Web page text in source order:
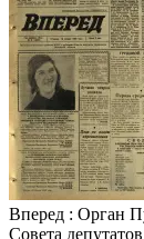
Вперед : Орган
Совета